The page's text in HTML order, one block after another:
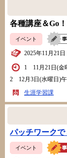
各種講座＆Go
イベント
2025年11月21
1 11月21日(金
2 12月3日(水曜日)午
生涯学習課
パッチワークで
イベント